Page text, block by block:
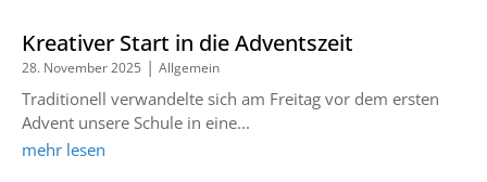
Kreativer Start in die Adventszeit
28. November 2025 | Allgemein
Traditionell verwandelte sich am Freitag vor dem ersten
Advent unsere Schule in eine...
mehr lesen